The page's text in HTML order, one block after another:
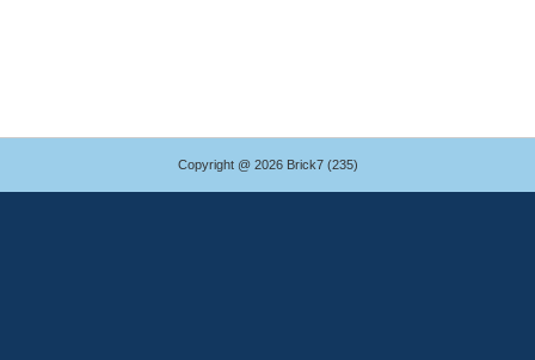
Copyright @ 2026 Brick7 (235)